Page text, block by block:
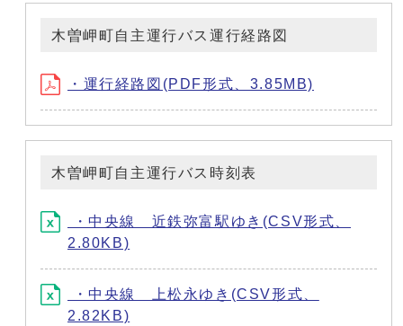
木曽岬町自主運行バス運行経路図
・運行経路図(PDF形式、3.85MB)
木曽岬町自主運行バス時刻表
・中央線 近鉄弥富駅ゆき(CSV形式、
2.80KB)
・中央線 上松永ゆき(CSV形式、
2.82KB)